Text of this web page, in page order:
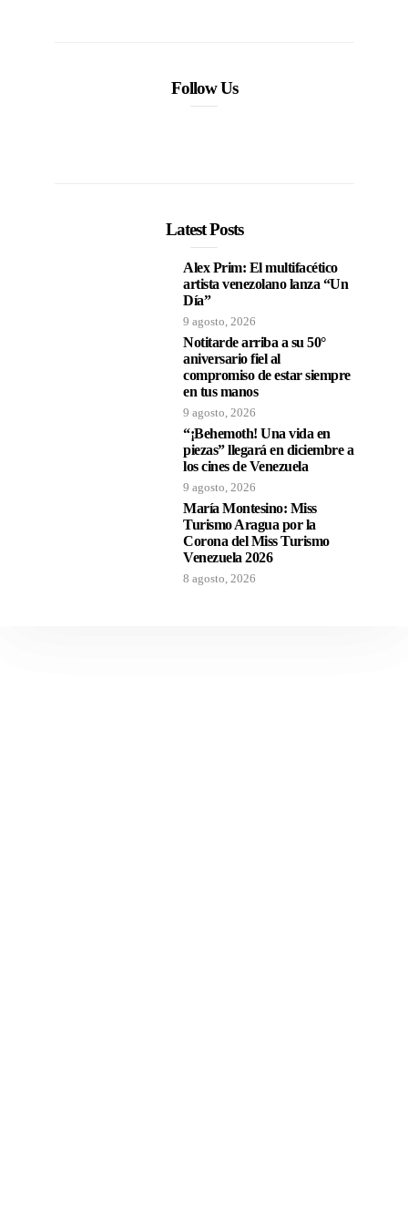
Follow Us
Latest Posts
Alex Prim: El multifacético
artista venezolano lanza “Un
Día”
9 agosto, 2026
Notitarde arriba a su 50°
aniversario fiel al
compromiso de estar siempre
en tus manos
9 agosto, 2026
“¡Behemoth! Una vida en
piezas” llegará en diciembre a
los cines de Venezuela
9 agosto, 2026
María Montesino: Miss
Turismo Aragua por la
Corona del Miss Turismo
Venezuela 2026
8 agosto, 2026